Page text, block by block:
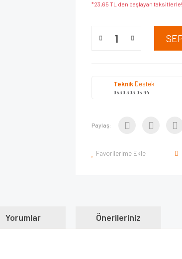
*23,65 TL den başlayan taksitlerle!
Teknik Destek
0530 303 05 94
Paylaş:
Favorilerime Ekle
Yorumlar Önerileriniz